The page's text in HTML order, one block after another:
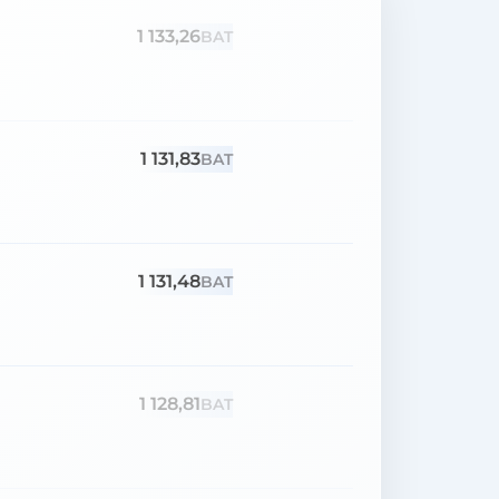
1 133,26BAT
1 131,83BAT
1 131,48BAT
1 128,81BAT